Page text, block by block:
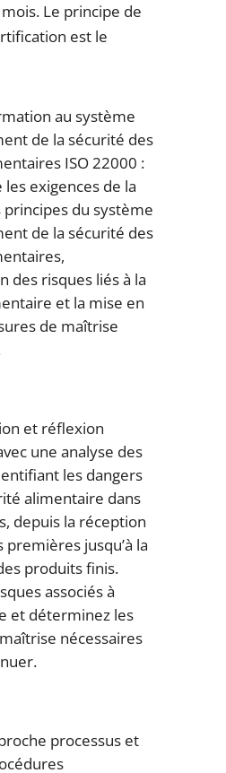
Le principe de
est le
au système
de la sécurité des
ISO 22000 :
exigences de la
du système
de la sécurité des
des risques liés à la
et la mise en
de maîtrise
et réflexion
une analyse des
les dangers
alimentaire dans
depuis la réception
jusqu’à la
produits finis.
associés à
et déterminez les
nécessaires
processus et